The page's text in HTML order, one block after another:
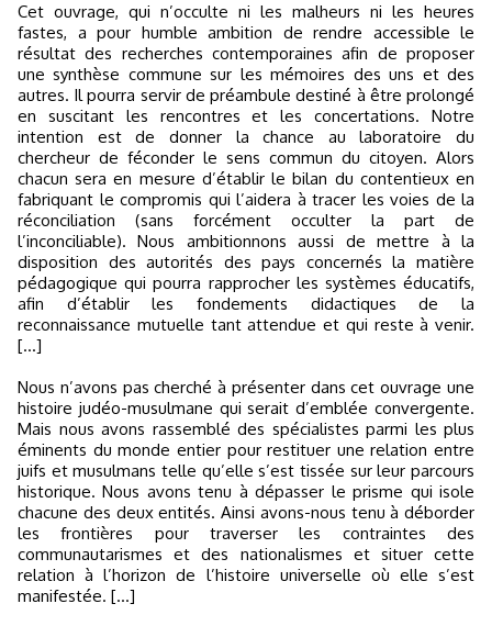
Cet ouvrage, qui n’occulte ni les malheurs ni les heures
fastes, a pour humble ambition de rendre accessible le
résultat des recherches contemporaines afin de proposer
une synthèse commune sur les mémoires des uns et des
autres. Il pourra servir de préambule destiné à être prolongé
en suscitant les rencontres et les concertations. Notre
intention est de donner la chance au laboratoire du
chercheur de féconder le sens commun du citoyen. Alors
chacun sera en mesure d’établir le bilan du contentieux en
fabriquant le compromis qui l’aidera à tracer les voies de la
réconciliation (sans forcément occulter la part de
l’inconciliable). Nous ambitionnons aussi de mettre à la
disposition des autorités des pays concernés la matière
pédagogique qui pourra rapprocher les systèmes éducatifs,
afin d’établir les fondements didactiques de la
reconnaissance mutuelle tant attendue et qui reste à venir.
[...]
Nous n’avons pas cherché à présenter dans cet ouvrage une
histoire judéo-musulmane qui serait d’emblée convergente.
Mais nous avons rassemblé des spécialistes parmi les plus
éminents du monde entier pour restituer une relation entre
juifs et musulmans telle qu’elle s’est tissée sur leur parcours
historique. Nous avons tenu à dépasser le prisme qui isole
chacune des deux entités. Ainsi avons-nous tenu à déborder
les frontières pour traverser les contraintes des
communautarismes et des nationalismes et situer cette
relation à l’horizon de l’histoire universelle où elle s’est
manifestée. [...]